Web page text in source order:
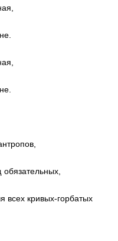
всех кривых-горбатых